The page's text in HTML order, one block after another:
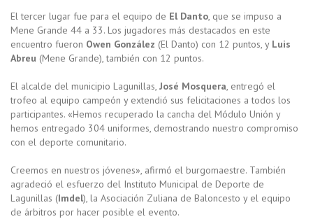
El tercer lugar fue para el equipo de El Danto, que se impuso a
Mene Grande 44 a 33. Los jugadores más destacados en este
encuentro fueron Owen González (El Danto) con 12 puntos, y Luis
Abreu (Mene Grande), también con 12 puntos.
El alcalde del municipio Lagunillas, José Mosquera, entregó el
trofeo al equipo campeón y extendió sus felicitaciones a todos los
participantes. «Hemos recuperado la cancha del Módulo Unión y
hemos entregado 304 uniformes, demostrando nuestro compromiso
con el deporte comunitario.
Creemos en nuestros jóvenes», afirmó el burgomaestre. También
agradeció el esfuerzo del Instituto Municipal de Deporte de
Lagunillas (Imdel), la Asociación Zuliana de Baloncesto y el equipo
de árbitros por hacer posible el evento.